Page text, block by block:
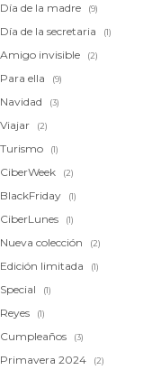
Día de la madre (9)
Día de la secretaria (1)
Amigo invisible (2)
Para ella (9)
Navidad (3)
Viajar (2)
Turismo (1)
CiberWeek (2)
BlackFriday (1)
CiberLunes (1)
Nueva colección (2)
Edición limitada (1)
Special (1)
Reyes (1)
Cumpleaños (3)
Primavera 2024 (2)